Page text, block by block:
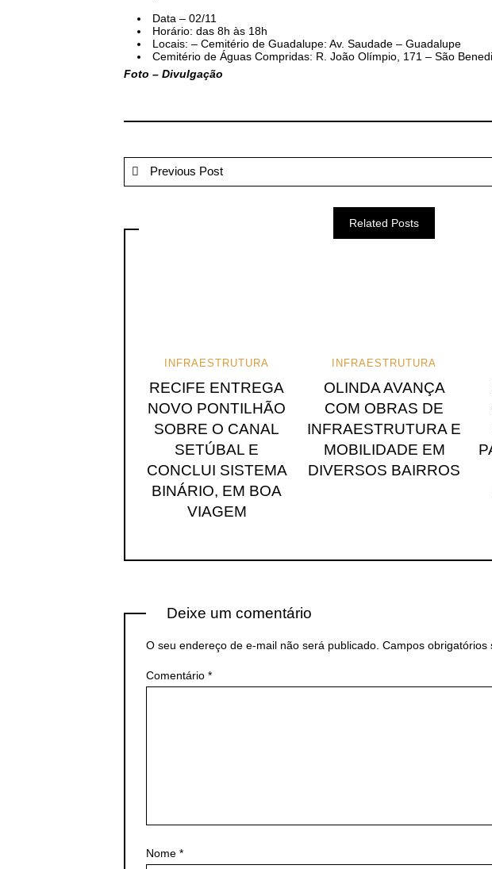
Data – 02/11
Horário: das 8h às 18h
Locais: – Cemitério de Guadalupe: Av. Saudade – Guadalupe
Cemitério de Águas Compridas: R. João Olímpio, 171 – São
Foto – Divulgação
Previous Post
Related Posts
INFRAESTRUTURA
RECIFE ENTREGA
NOVO PONTILHÃO
SOBRE O CANAL
SETÚBAL E
CONCLUI SISTEMA
BINÁRIO, EM BOA
VIAGEM
INFRAESTRUTURA
OLINDA AVANÇA
COM OBRAS DE
INFRAESTRUTURA E
MOBILIDADE EM
DIVERSOS BAIRROS
Deixe um comentário
O seu endereço de e-mail não será publicado. Campos obrigatórios
Comentário *
Nome *